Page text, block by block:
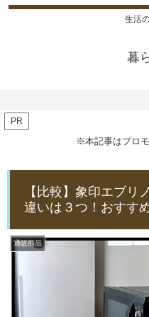
生活
暮
PR
※本記事はプロ
【比較】象印エブリ
違いは３つ！おすす
通販商品